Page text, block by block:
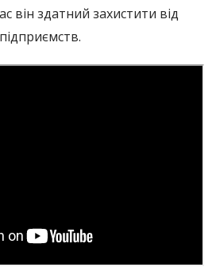
він здатний захистити від